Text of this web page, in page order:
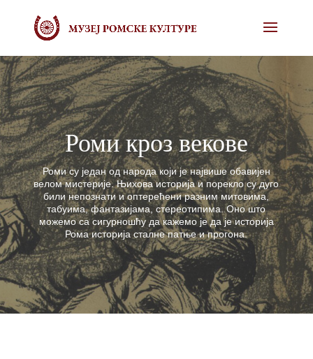
Роми кроз векове
Роми су један од народа који је највише обавијен
велом мистерије. Њихова историја и порекло су дуго
били непознати и оптерећени разним митовима,
табуима, фантазијама, стереотипима. Оно што
можемо са сигурношћу да кажемо је да је историја
Рома историја сталне патње и прогона.